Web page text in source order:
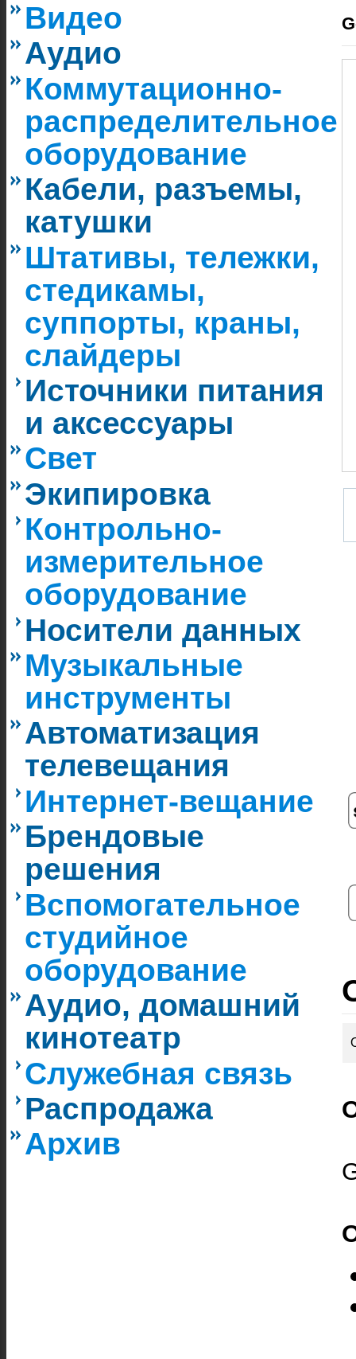
Видео
Аудио
Коммутационно-
распределительное
оборудование
Кабели, разъемы,
катушки
Штативы, тележки,
стедикамы,
суппорты, краны,
слайдеры
Источники питания
и аксессуары
Свет
Экипировка
Контрольно-
измерительное
оборудование
Носители данных
Музыкальные
инструменты
Автоматизация
телевещания
Интернет-вещание
Брендовые
решения
Вспомогательное
студийное
оборудование
Аудио, домашний
кинотеатр
Служебная связь
Распродажа
Архив